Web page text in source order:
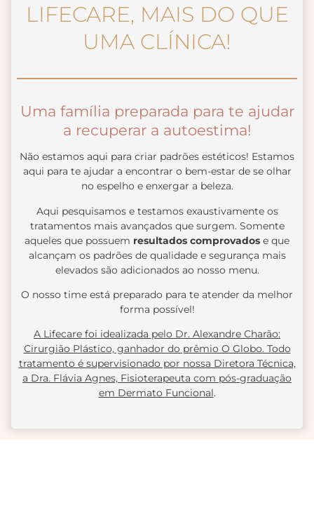
LIFECARE, MAIS DO QUE
UMA CLÍNICA!
Uma família preparada para te ajudar
a recuperar a autoestima!
Não estamos aqui para criar padrões estéticos! Estamos
aqui para te ajudar a encontrar o bem-estar de se olhar
no espelho e enxergar a beleza.
Aqui pesquisamos e testamos exaustivamente os
tratamentos mais avançados que surgem. Somente
aqueles que possuem resultados comprovados e que
alcançam os padrões de qualidade e segurança mais
elevados são adicionados ao nosso menu.
O nosso time está preparado para te atender da melhor
forma possível!
A Lifecare foi idealizada pelo Dr. Alexandre Charão:
Cirurgião Plástico, ganhador do prêmio O Globo. Todo
tratamento é supervisionado por nossa Diretora Técnica,
a Dra. Flávia Agnes, Fisioterapeuta com pós-graduação
em Dermato Funcional.